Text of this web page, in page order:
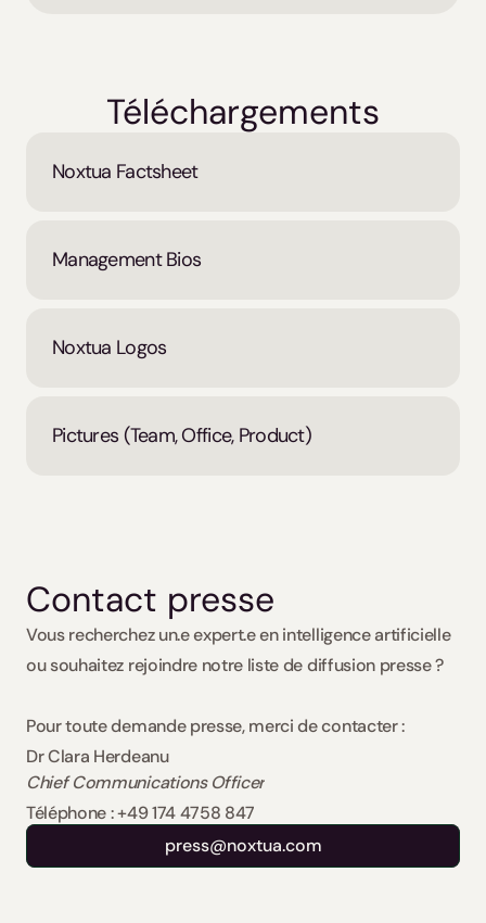
Téléchargements
Noxtua Factsheet
Management Bios
Noxtua Logos
Pictures (Team, Office, Product)
Contact presse
Vous recherchez un.e expert.e en intelligence artificielle
ou souhaitez rejoindre notre liste de diffusion presse ?
Pour toute demande presse, merci de contacter :
Dr Clara Herdeanu
Chief Communications Officer
Téléphone : +49 174 4758 847
press@noxtua.com